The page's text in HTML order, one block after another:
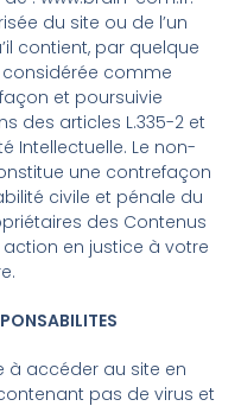
du site ou de l’un
contient, par quelque
comme
et poursuivie
des articles L.335-2 et
Intellectuelle. Le non-
une contrefaçon
civile et pénale du
des Contenus
en justice à votre
à accéder au site en
pas de virus et